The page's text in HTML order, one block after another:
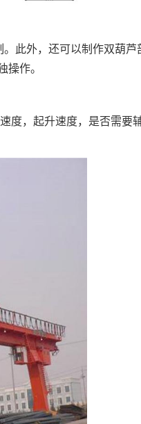
此外，还可以制作双葫芦
操作。
，起升速度，是否需要